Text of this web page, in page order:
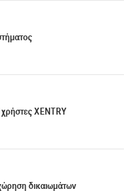
XENTRY
δικαιωμάτων